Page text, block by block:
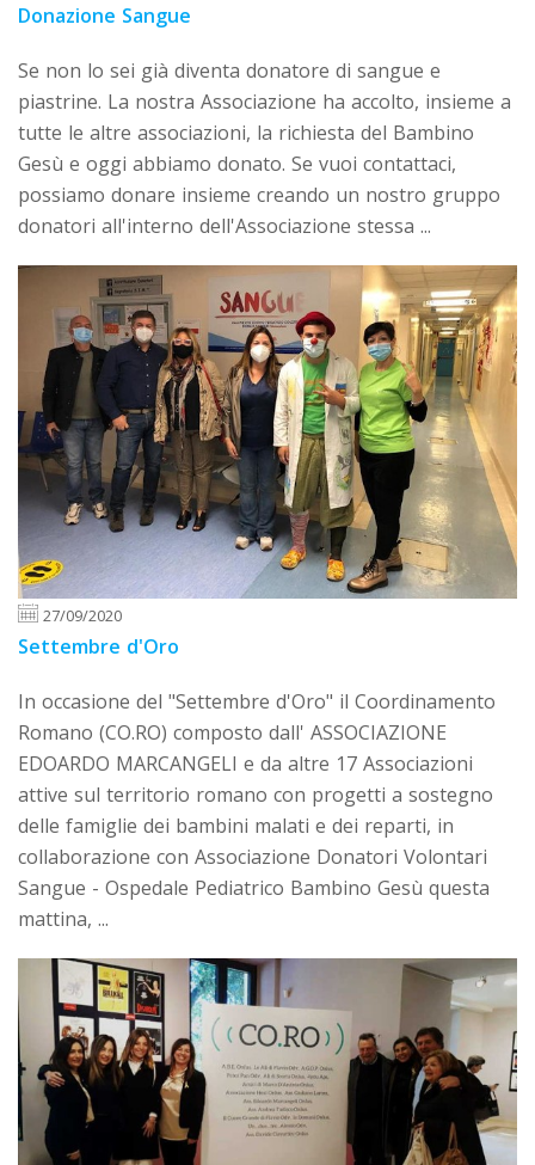
Donazione Sangue
Se non lo sei già diventa donatore di sangue e
piastrine. La nostra Associazione ha accolto, insieme a
tutte le altre associazioni, la richiesta del Bambino
Gesù e oggi abbiamo donato. Se vuoi contattaci,
possiamo donare insieme creando un nostro gruppo
donatori all'interno dell'Associazione stessa ...
27/09/2020
Settembre d'Oro
In occasione del "Settembre d'Oro" il Coordinamento
Romano (CO.RO) composto dall' ASSOCIAZIONE
EDOARDO MARCANGELI e da altre 17 Associazioni
attive sul territorio romano con progetti a sostegno
delle famiglie dei bambini malati e dei reparti, in
collaborazione con Associazione Donatori Volontari
Sangue - Ospedale Pediatrico Bambino Gesù questa
mattina, ...